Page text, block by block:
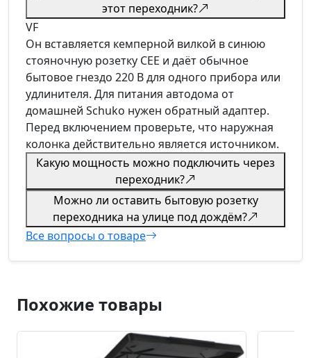
этот переходник?
VF
Он вставляется кемперной вилкой в синюю
стояночную розетку CEE и даёт обычное
бытовое гнездо 220 В для одного прибора или
удлинителя. Для питания автодома от
домашней Schuko нужен обратный адаптер.
Перед включением проверьте, что наружная
колонка действительно является источником.
Какую мощность можно подключить через
переходник?
Можно ли оставить бытовую розетку
переходника на улице под дождём?
Все вопросы о товаре
Похожие товары